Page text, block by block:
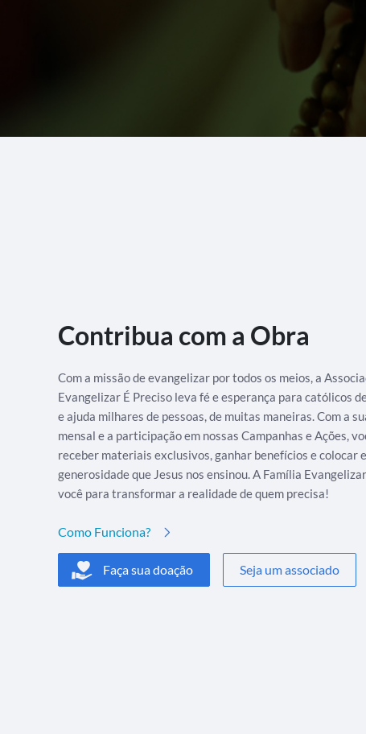
Contribua com a Obra
Com a missão de evangelizar por todos os meios, a
Evangelizar É Preciso leva fé e esperança para católicos
e ajuda milhares de pessoas, de muitas maneiras. Com a
mensal e a participação em nossas Campanhas e Ações,
receber materiais exclusivos, ganhar benefícios e colocar
generosidade que Jesus nos ensinou. A Família
você para transformar a realidade de quem precisa!
Como Funciona?
Faça sua doação Seja um associado